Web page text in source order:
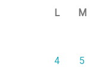
L M
4 5